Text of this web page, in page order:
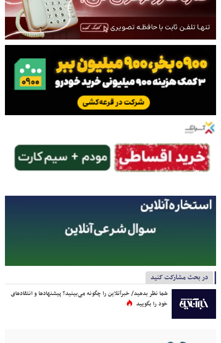
در بحث مشارکت کنید
شما نظر بدهید/ خبرآنلاین را چگونه می‌بینید؟ پیشنهادها و انتقادهای
خود را بگویید